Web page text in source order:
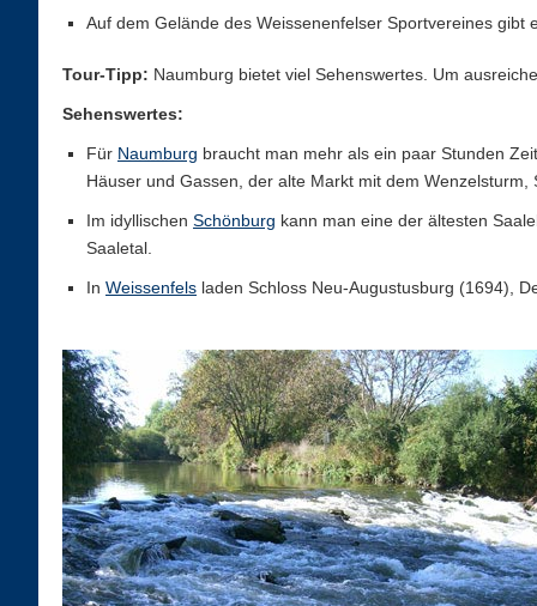
Auf dem Gelände des Weissenenfelser Sportvereines
Tour-Tipp: Naumburg bietet viel Sehenswertes. Um
Sehenswertes:
Für Naumburg braucht man mehr als ein paar Stunden
Häuser und Gassen, der alte Markt mit dem
Im idyllischen Schönburg kann man eine der ältesten
Saaletal.
In Weissenfels laden Schloss Neu-Augustusburg (1694),